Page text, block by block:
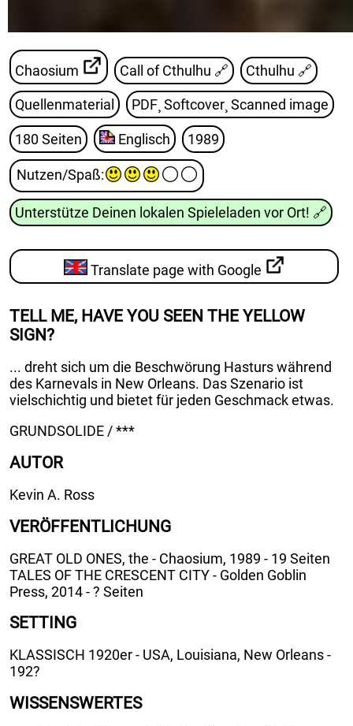
Chaosium Call of Cthulhu 🔗 Cthulhu 🔗
Quellenmaterial PDF¸ Softcover¸ Scanned image
180 Seiten Englisch 1989
Nutzen/Spaß:
Unterstütze Deinen lokalen Spieleladen vor Ort! 🔗
Translate page with Google
TELL ME, HAVE YOU SEEN THE YELLOW
SIGN?
... dreht sich um die Beschwörung Hasturs während
des Karnevals in New Orleans. Das Szenario ist
vielschichtig und bietet für jeden Geschmack etwas.
GRUNDSOLIDE / ***
AUTOR
Kevin A. Ross
VERÖFFENTLICHUNG
GREAT OLD ONES, the - Chaosium, 1989 - 19 Seiten
TALES OF THE CRESCENT CITY - Golden Goblin
Press, 2014 - ? Seiten
SETTING
KLASSISCH 1920er - USA, Louisiana, New Orleans -
192?
WISSENSWERTES